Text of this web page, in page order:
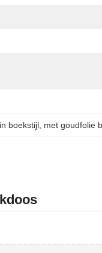
boekstijl met goudfolie